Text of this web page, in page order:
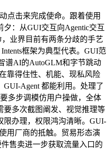
点击来完成使命。跟着使用
：从GUI交互向Agentic交互
业界目前有两条分歧的手艺
框架为典型代表。GUI范
谱AI的AutoGLM和字节跳动
靠得住性、机能、现私风险
Agent 都能利用。处理了
多步调模仿用户操做，全体
要多次截图阐发、视觉推理等
限办理，权限鸿沟清晰。GUI-
用厂商的抵触。贸易形态演
售卖进一步获取流量入口的